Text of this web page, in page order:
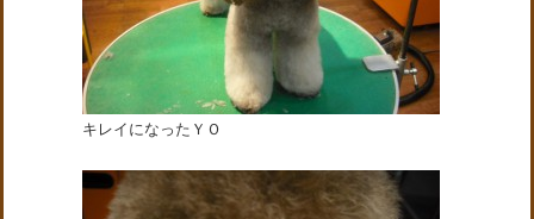
キレイになったＹＯ